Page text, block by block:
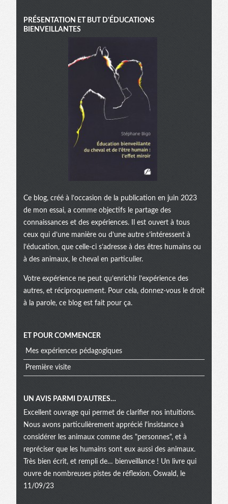
PRÉSENTATION ET BUT D'ÉDUCATIONS
BIENVEILLANTES
Ce blog, créé à l’occasion de la publication en juin 2023
de mon essai, a comme objectifs le partage des
connaissances et des expériences. Il est ouvert à tous
ceux qui d’une manière ou d’une autre s’intéressent à
l’éducation, que celle-ci s’adresse à des êtres humains ou
à des animaux, le cheval en particulier.
Votre expérience ne peut qu’enrichir l’expérience des
autres, et réciproquement. Pour cela, donnez-vous le droit
à la parole, ce blog est fait pour ça.
ET POUR COMMENCER
Mes expériences pédagogiques
Première visite
UN AVIS PARMI D'AUTRES…
Excellent ouvrage qui permet de clarifier nos intuitions.
Nous avons particulièrement apprécié l'insistance à
considérer les animaux comme des "personnes", et à
repréciser que les humains sont eux aussi des animaux.
Très bien écrit, et rempli de… bienveillance ! Un livre qui
ouvre de nombreuses pistes de réflexion. Oswald, le
11/09/23